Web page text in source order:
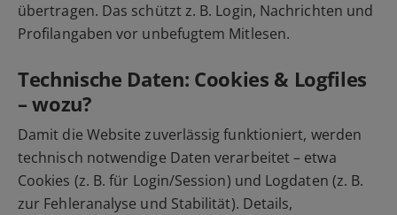
übertragen. Das schützt z. B. Login, Nachrichten und
Profilangaben vor unbefugtem Mitlesen.
Technische Daten: Cookies & Logfiles
– wozu?
Damit die Website zuverlässig funktioniert, werden
technisch notwendige Daten verarbeitet – etwa
Cookies (z. B. für Login/Session) und Logdaten (z. B.
zur Fehleranalyse und Stabilität). Details,